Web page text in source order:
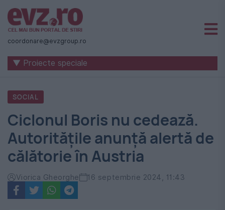
Știri
naționale
internaționale
România
-
Evenimentul
Zilei
coordonare@evzgroup.ro
▼ Proiecte speciale
SOCIAL
Ciclonul Boris nu cedează.
Autoritățile anunță alertă de
călătorie în Austria
Viorica Gheorghe 16 septembrie 2024, 11:43